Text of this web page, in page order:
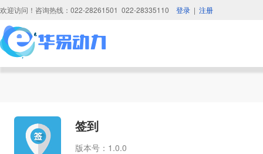
欢迎访问！咨询热线：022-28261501 022-28335110 登录 | 注册
签到
版本号：1.0.0